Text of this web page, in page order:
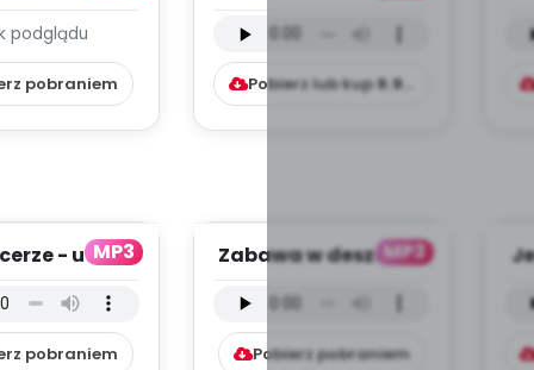
(PD, mp3) ...
podglądu
pobraniem
instrumentalny (PD,
Pobierz lub kup9.99
MP3
- utwór
mp3)
pobraniem
MP3
Zabawa w deszczu -
instrumentalny (PD,
Pobierz pobraniem